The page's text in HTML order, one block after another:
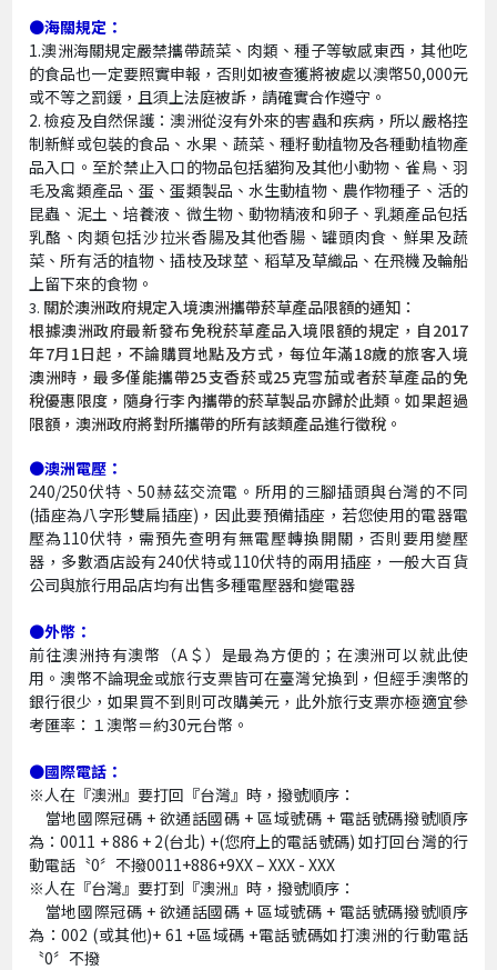
●海關規定：
1.澳洲海關規定嚴禁攜帶蔬菜、肉類、種子等敏感東西，其他吃
的食品也一定要照實申報，否則如被查獲將被處以澳幣50,000元
或不等之罰鍰，且須上法庭被訴，請確實合作遵守。
2. 檢疫及自然保護：澳洲從沒有外來的害蟲和疾病，所以嚴格控
制新鮮或包裝的食品、水果、蔬菜、種籽動植物及各種動植物產
品入口。至於禁止入口的物品包括貓狗及其他小動物、雀鳥、羽
毛及禽類產品、蛋、蛋類製品、水生動植物、農作物種子、活的
昆蟲、泥土、培養液、微生物、動物精液和卵子、乳類產品包括
乳酪、肉類包括沙拉米香腸及其他香腸、罐頭肉食、鮮果及蔬
菜、所有活的植物、插枝及球莖、稻草及草織品、在飛機及輪船
上留下來的食物。
3. 關於澳洲政府規定入境澳洲攜帶菸草產品限額的通知：
根據澳洲政府最新發布免稅菸草產品入境限額的規定，自2017
年7月1日起，不論購買地點及方式，每位年滿18歲的旅客入境
澳洲時，最多僅能攜帶25支香菸或25克雪茄或者菸草產品的免
稅優惠限度，隨身行李內攜帶的菸草製品亦歸於此類。如果超過
限額，澳洲政府將對所攜帶的所有該類產品進行徵稅。
●澳洲電壓：
240/250伏特、50赫茲交流電。所用的三腳插頭與台灣的不同
(插座為八字形雙扁插座)，因此要預備插座，若您使用的電器電
壓為110伏特，需預先查明有無電壓轉換開關，否則要用變壓
器，多數酒店設有240伏特或110伏特的兩用插座，一般大百貨
公司與旅行用品店均有出售多種電壓器和變電器
●外幣：
前往澳洲持有澳幣（A＄）是最為方便的；在澳洲可以就此使
用。澳幣不論現金或旅行支票皆可在臺灣兌換到，但經手澳幣的
銀行很少，如果買不到則可改購美元，此外旅行支票亦極適宜參
考匯率：１澳幣＝約30元台幣。
●國際電話：
※人在『澳洲』要打回『台灣』時，撥號順序：
當地國際冠碼 + 欲通話國碼 + 區域號碼 + 電話號碼撥號順序
為：0011 + 886 + 2(台北) +(您府上的電話號碼) 如打回台灣的行
動電話〝0〞不撥0011+886+9XX – XXX - XXX
※人在『台灣』要打到『澳洲』時，撥號順序：
當地國際冠碼 + 欲通話國碼 + 區域號碼 + 電話號碼撥號順序
為：002 (或其他)+ 61 +區域碼 +電話號碼如打澳洲的行動電話
〝0〞不撥